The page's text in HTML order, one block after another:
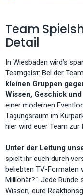
Team
Detail
In Wiesbaden wird’s
Teamgeist: Bei der
kleinen Gruppen
Wissen, Geschick
einer modernen
Tagungsraum im
hier wird euer Team zur
Unter der Leitung
spielt ihr euch durch
beliebten TV-Formaten
Millionär?“. Jede
Wissen, eure